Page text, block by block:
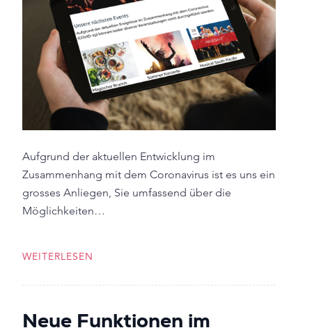
Aufgrund der aktuellen Entwicklung im
Zusammenhang mit dem Coronavirus ist es uns ein
grosses Anliegen, Sie umfassend über die
Möglichkeiten…
WEITERLESEN
Neue Funktionen im